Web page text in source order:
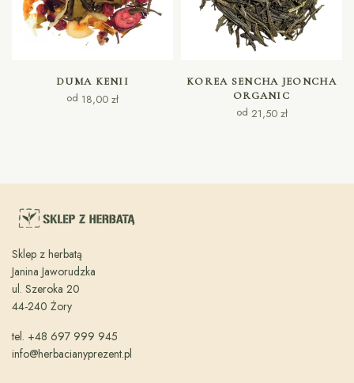
WYBIERZ OPCJE
DUMA KENII
od 18,00 zł
WYBIERZ OPCJE
KOREA SENCHA JEONCHA
ORGANIC
od 21,50 zł
Sklep z herbatą
Janina Jaworudzka
ul. Szeroka 20
44-240 Żory
tel. +48 697 999 945
info@herbacianyprezent.pl